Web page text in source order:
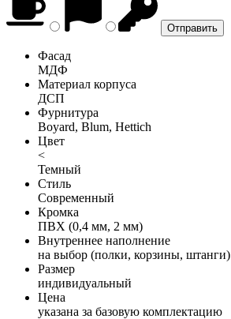
Фасад
МДФ
Материал корпуса
ДСП
Фурнитура
Boyard, Blum, Hettich
Цвет
<
Темный
Стиль
Современный
Кромка
ПВХ (0,4 мм, 2 мм)
Внутреннее наполнение
на выбор (полки, корзины, штанги)
Размер
индивидуальный
Цена
указана за базовую комплектацию